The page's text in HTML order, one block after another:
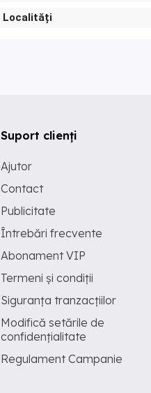
Localități
Suport clienți
Ajutor
Contact
Publicitate
Întrebări frecvente
Abonament VIP
Termeni și condiții
Siguranța tranzacțiilor
Modifică setările de
confidențialitate
Regulament Campanie